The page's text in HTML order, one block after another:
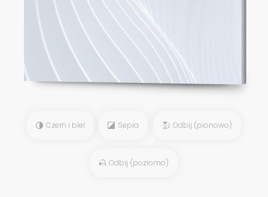
Czerń i biel Sepia Odbij (pionowo)
Odbij (poziomo)